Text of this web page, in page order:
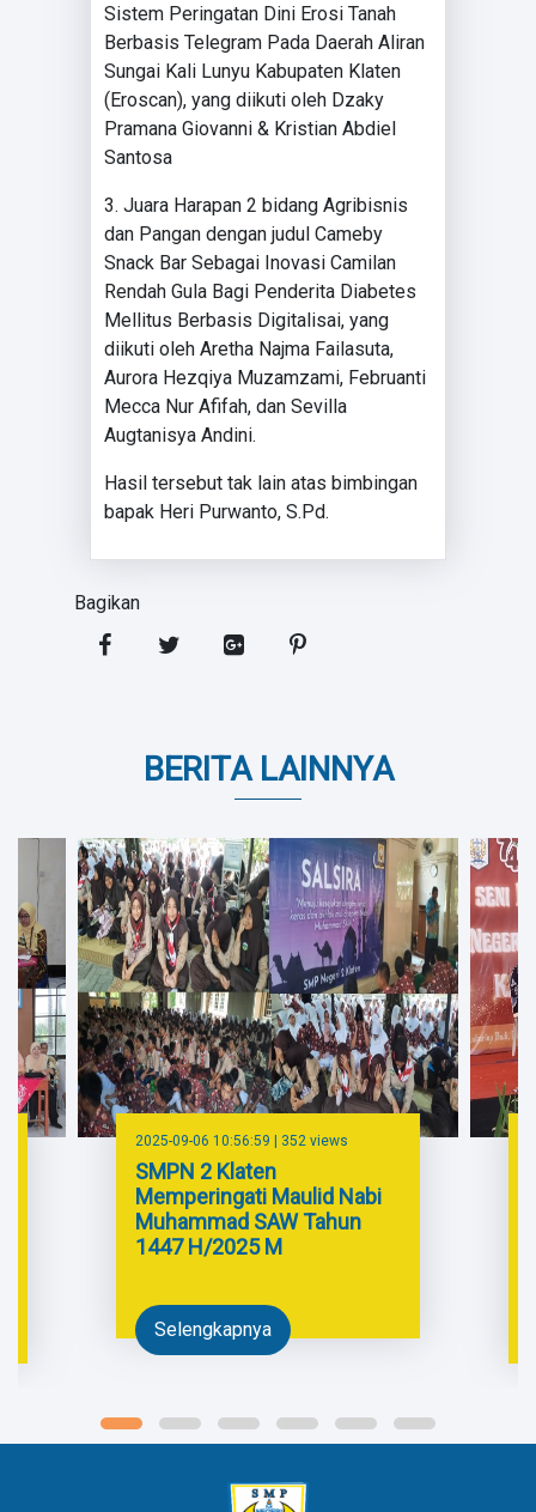
Sistem Peringatan Dini Erosi Tanah
Berbasis Telegram Pada Daerah Aliran
Sungai Kali Lunyu Kabupaten Klaten
(Eroscan), yang diikuti oleh Dzaky
Pramana Giovanni & Kristian Abdiel
Santosa
3. Juara Harapan 2 bidang Agribisnis
dan Pangan dengan judul Cameby
Snack Bar Sebagai Inovasi Camilan
Rendah Gula Bagi Penderita Diabetes
Mellitus Berbasis Digitalisai, yang
diikuti oleh Aretha Najma Failasuta,
Aurora Hezqiya Muzamzami, Februanti
Mecca Nur Afifah, dan Sevilla
Augtanisya Andini.
Hasil tersebut tak lain atas bimbingan
bapak Heri Purwanto, S.Pd.
Bagikan
BERITA LAINNYA
2025-09-06 10:56:59 | 352 views
SMPN 2 Klaten
Memperingati Maulid Nabi
Muhammad SAW Tahun
1447 H/2025 M
Selengkapnya